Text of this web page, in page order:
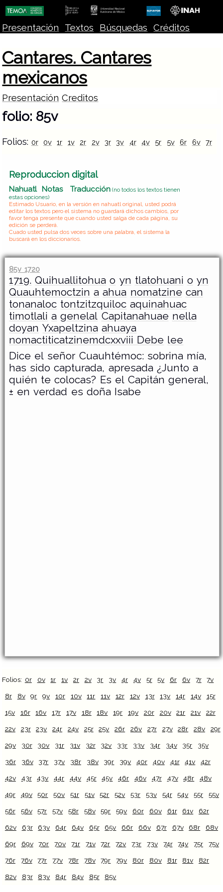
Presentación Textos Búsquedas Créditos
Cantares. Cantares
mexicanos
Presentación Creditos
folio: 85v
Folios: 0r 0v 1r 1v 2r 2v 3r 3v 4r 4v 5r 5v 6r 6v 7r
Reproduccion digital
Nahuatl Notas Traducción(no todos los textos tienen
estas opciones)
Estimado Usuario, en la versión en nahuatl original, usted podrá
editar los textos pero el sistema no guardará dichos cambios, por
favor tenga presente que cuando usted salga de cada página, su
edición se perderá.
Cuado usted pulsa dos veces sobre una palabra, el sistema la
buscará en los diccionarios.
85v 1720
1719. Quihuallitohua o yn tlatohuani o yn
Quauhtemoctzin a ahua nomatzine can
tonanaloc tontzitzquiloc aquinahuac
timotlali a genelal Capitanahuae nella
doyan Yxapeltzina ahuaya
nomactiticatzinemdcxxviii Debe lee
Dice el señor Cuauhtémoc: sobrina mía,
has sido capturada, apresada ¿Junto a
quién te colocas? Es el Capitán general,
± en verdad es doña Isabe
Folios: 0r 0v 1r 1v 2r 2v 3r 3v 4r 4v 5r 5v 6r 6v 7r 7v
8r 8v 9r 9v 10r 10v 11r 11v 12r 12v 13r 13v 14r 14v 15r
15v 16r 16v 17r 17v 18r 18v 19r 19v 20r 20v 21r 21v 22r
22v 23r 23v 24r 24v 25r 25v 26r 26v 27r 27v 28r 28v 29r
29v 30r 30v 31r 31v 32r 32v 33r 33v 34r 34v 35r 35v
36r 36v 37r 37v 38r 38v 39r 39v 40r 40v 41r 41v 42r
42v 43r 43v 44r 44v 45r 45v 46r 46v 47r 47v 48r 48v
49r 49v 50r 50v 51r 51v 52r 52v 53r 53v 54r 54v 55r 55v
56r 56v 57r 57v 58r 58v 59r 59v 60r 60v 61r 61v 62r
62v 63r 63v 64r 64v 65r 65v 66r 66v 67r 67v 68r 68v
69r 69v 70r 70v 71r 71v 72r 72v 73r 73v 74r 74v 75r 75v
76r 76v 77r 77v 78r 78v 79r 79v 80r 80v 81r 81v 82r
82v 83r 83v 84r 84v 85r 85v